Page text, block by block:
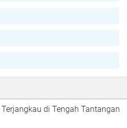
di Tengah Tantangan